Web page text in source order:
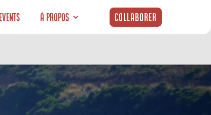
Events À propos Collaborer